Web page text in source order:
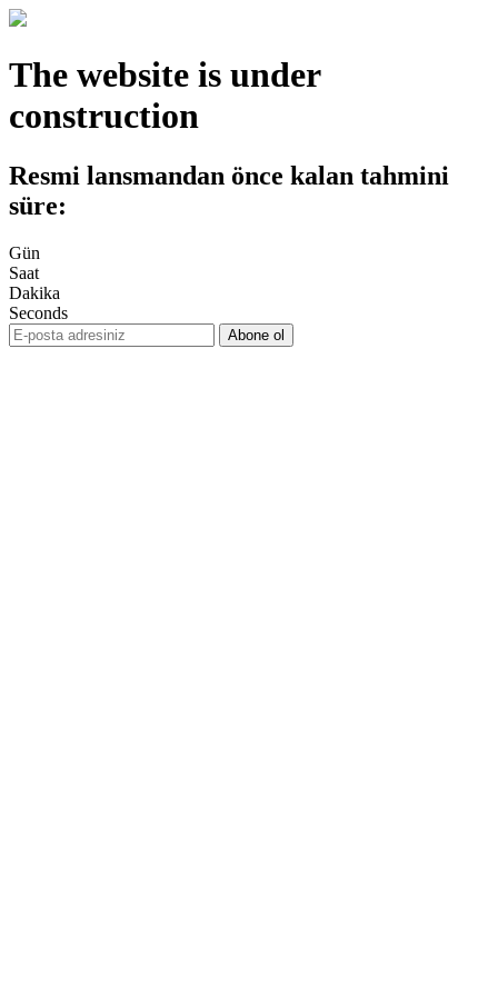
The website is under
construction
Resmi lansmandan önce kalan tahmini
süre:
Gün
Saat
Dakika
Seconds